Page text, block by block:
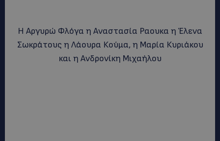
Η Αργυρώ Φλόγα η Αναστασία Ραουκα η Έλενα
Σωκράτους η Λάουρα Κούμα, η Μαρία Κυριάκου
και η Ανδρονίκη Μιχαήλου